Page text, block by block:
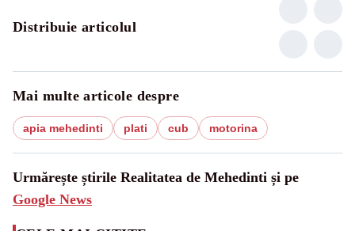
Distribuie articolul
Mai multe articole despre
apia mehedinti plati cub motorina
Urmărește știrile Realitatea de Mehedinti și pe
Google News